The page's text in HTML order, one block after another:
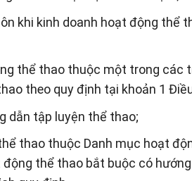
khi kinh doanh hoạt động thể
thể thao thuộc một trong các
theo quy định tại khoản 1
dẫn tập luyện thể thao;
thao thuộc Danh mục hoạt
thể thao bắt buộc có